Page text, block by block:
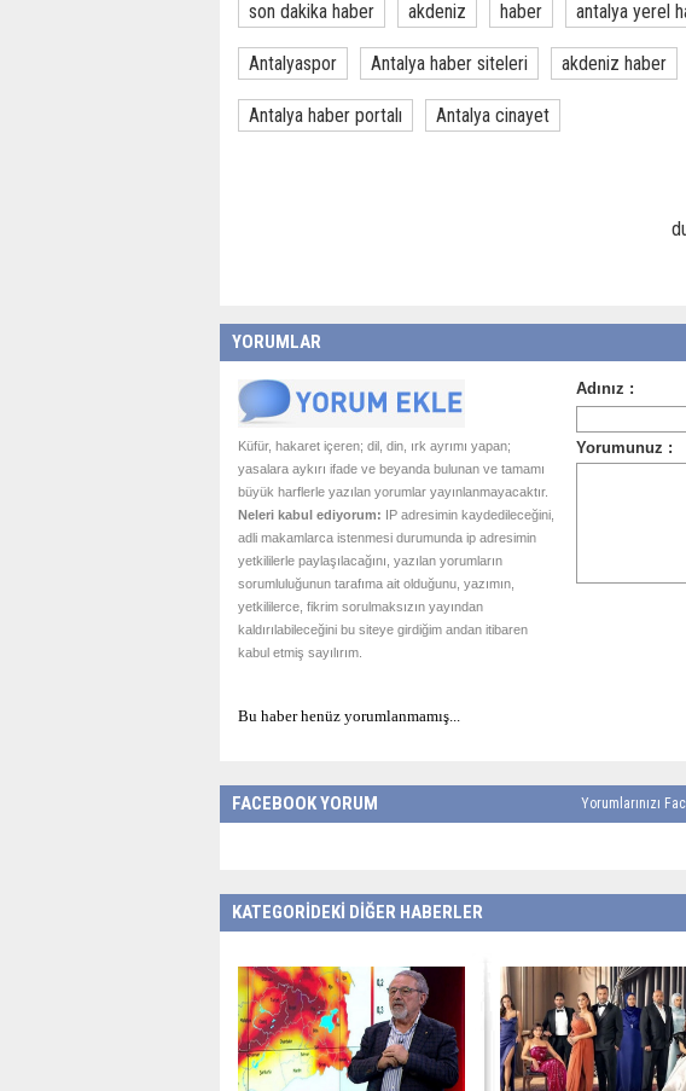
son dakika haber akdeniz haber antalya yerel
Antalyaspor Antalya haber siteleri akdeniz haber
Antalya haber portalı Antalya cinayet
YORUMLAR
Küfür, hakaret içeren; dil, din, ırk ayrımı yapan;
yasalara aykırı ifade ve beyanda bulunan ve tamamı
büyük harflerle yazılan yorumlar yayınlanmayacaktır.
Neleri kabul ediyorum: IP adresimin kaydedileceğini,
adli makamlarca istenmesi durumunda ip adresimin
yetkililerle paylaşılacağını, yazılan yorumların
sorumluluğunun tarafıma ait olduğunu, yazımın,
yetkililerce, fikrim sorulmaksızın yayından
kaldırılabileceğini bu siteye girdiğim andan itibaren
kabul etmiş sayılırım.
Bu haber henüz yorumlanmamış...
FACEBOOK YORUM Yorumlarınızı
KATEGORİDEKİ DİĞER HABERLER